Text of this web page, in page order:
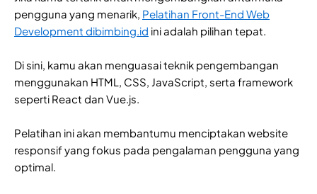
pengguna yang menarik, Pelatihan Front-End Web
Development dibimbing.id ini adalah pilihan tepat.
Di sini, kamu akan menguasai teknik pengembangan
menggunakan HTML, CSS, JavaScript, serta framework
seperti React dan Vue.js.
Pelatihan ini akan membantumu menciptakan website
responsif yang fokus pada pengalaman pengguna yang
optimal.